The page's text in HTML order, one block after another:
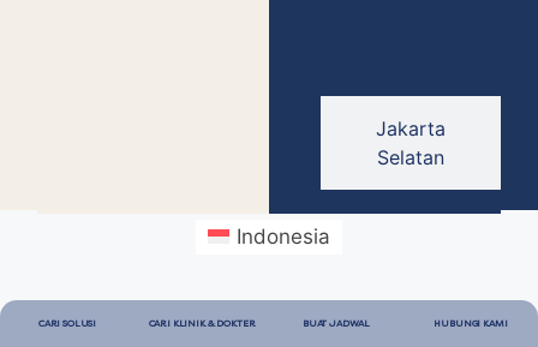
Jakarta
Selatan
CARI SOLUSI CARI KLINIK & DOKTER BUAT JADWAL HUBUNGI KAMI
Indonesia